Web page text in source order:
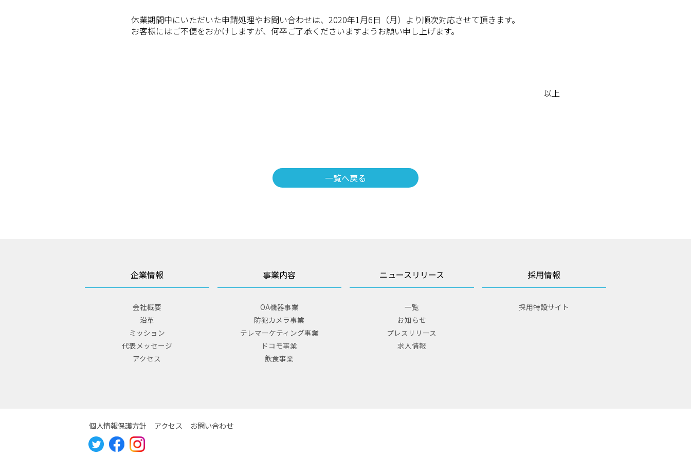
休業期間中にいただいた申請処理やお問い合わせは、2020年1月6日（月）より順次対応させて頂きます。
お客様にはご不便をおかけしますが、何卒ご了承くださいますようお願い申し上げます。
以上
一覧へ戻る
企業情報
会社概要
沿革
ミッション
代表メッセージ
アクセス
事業内容
OA機器事業
防犯カメラ事業
テレマーケティング事業
ドコモ事業
飲食事業
ニュースリリース
一覧
お知らせ
プレスリリース
求人情報
採用情報
採用特設サイト
個人情報保護方針 アクセス お問い合わせ